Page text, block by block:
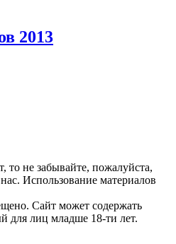
2013
то не забывайте, пожалуйста,
Использование материалов
Сайт может содержать
для лиц младше 18-ти лет.